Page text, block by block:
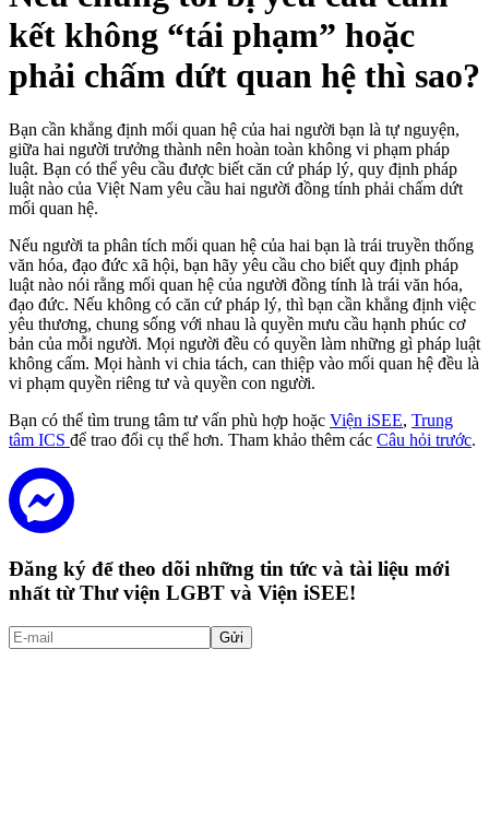
kết không “tái phạm” hoặc
phải chấm dứt quan hệ thì sao?
Bạn cần khẳng định mối quan hệ của hai người bạn là tự nguyện,
giữa hai người trưởng thành nên hoàn toàn không vi phạm pháp
luật. Bạn có thể yêu cầu được biết căn cứ pháp lý, quy định pháp
luật nào của Việt Nam yêu cầu hai người đồng tính phải chấm dứt
mối quan hệ.
Nếu người ta phân tích mối quan hệ của hai bạn là trái truyền thống
văn hóa, đạo đức xã hội, bạn hãy yêu cầu cho biết quy định pháp
luật nào nói rằng mối quan hệ của người đồng tính là trái văn hóa,
đạo đức. Nếu không có căn cứ pháp lý, thì bạn cần khẳng định việc
yêu thương, chung sống với nhau là quyền mưu cầu hạnh phúc cơ
bản của mỗi người. Mọi người đều có quyền làm những gì pháp luật
không cấm. Mọi hành vi chia tách, can thiệp vào mối quan hệ đều là
vi phạm quyền riêng tư và quyền con người.
Bạn có thể tìm trung tâm tư vấn phù hợp hoặc Viện iSEE, Trung
tâm ICS để trao đổi cụ thể hơn. Tham khảo thêm các Câu hỏi trước.
Đăng ký để theo dõi những tin tức và tài liệu mới
nhất từ Thư viện LGBT và Viện iSEE!
Gửi